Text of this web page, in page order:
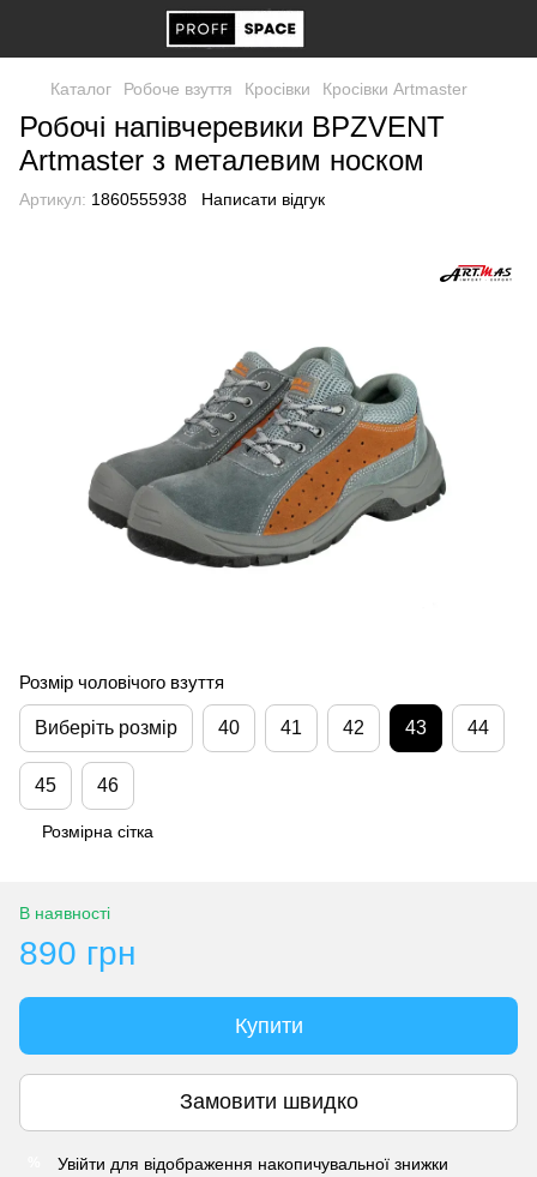
Каталог Робоче взуття Кросівки Кросівки Artmaster
Робочі напівчеревики BPZVENT
Artmaster з металевим носком
Артикул: 1860555938 Написати відгук
Розмір чоловічого взуття
Виберіть розмір 40 41 42 43 44
45 46
Розмірна сітка
В наявності
890 грн
Купити
Замовити швидко
Увійти для відображення накопичувальної знижки